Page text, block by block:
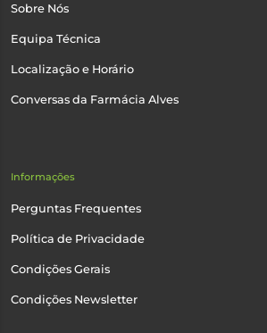
Sobre Nós
Equipa Técnica
Localização e Horário
Conversas da Farmácia Alves
Informações
Perguntas Frequentes
Política de Privacidade
Condições Gerais
Condições Newsletter